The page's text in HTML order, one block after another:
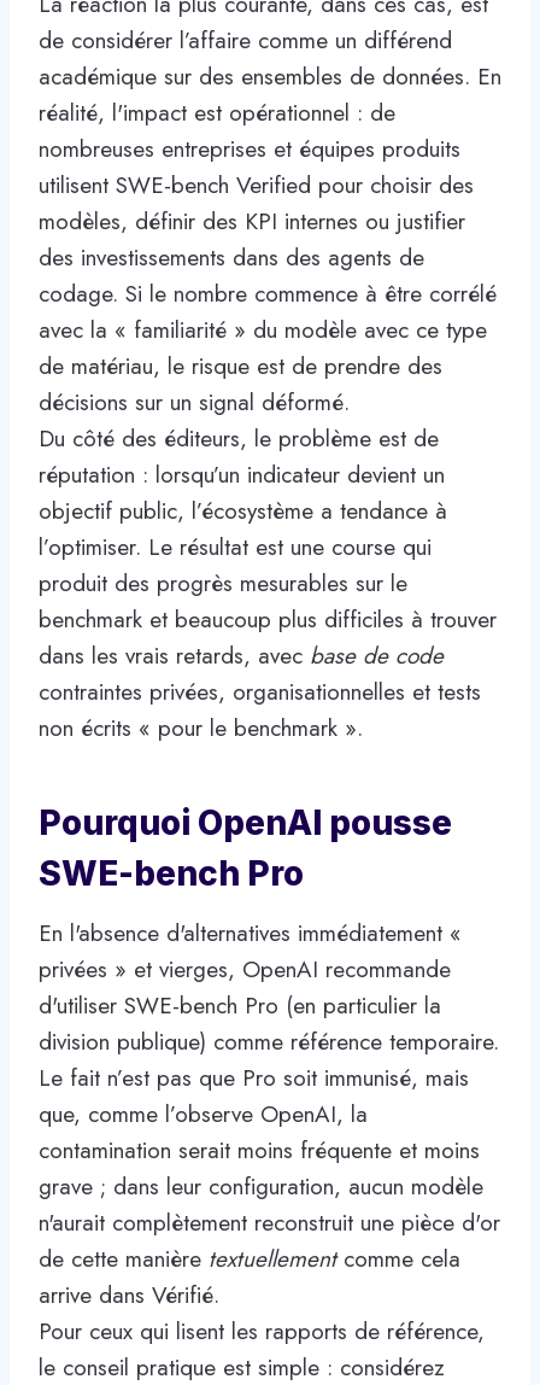
de considérer l’affaire comme un différend
académique sur des ensembles de données. En
réalité, l'impact est opérationnel : de
nombreuses entreprises et équipes produits
utilisent SWE-bench Verified pour choisir des
modèles, définir des KPI internes ou justifier
des investissements dans des agents de
codage. Si le nombre commence à être corrélé
avec la « familiarité » du modèle avec ce type
de matériau, le risque est de prendre des
décisions sur un signal déformé.
Du côté des éditeurs, le problème est de
réputation : lorsqu’un indicateur devient un
objectif public, l’écosystème a tendance à
l’optimiser. Le résultat est une course qui
produit des progrès mesurables sur le
benchmark et beaucoup plus difficiles à trouver
dans les vrais retards, avec base de code
contraintes privées, organisationnelles et tests
non écrits « pour le benchmark ».
Pourquoi OpenAI pousse
SWE-bench Pro
En l'absence d'alternatives immédiatement «
privées » et vierges, OpenAI recommande
d'utiliser SWE-bench Pro (en particulier la
division publique) comme référence temporaire.
Le fait n’est pas que Pro soit immunisé, mais
que, comme l’observe OpenAI, la
contamination serait moins fréquente et moins
grave ; dans leur configuration, aucun modèle
n'aurait complètement reconstruit une pièce d'or
de cette manière textuellementcomme cela
arrive dans Vérifié.
Pour ceux qui lisent les rapports de référence,
le conseil pratique est simple : considérez